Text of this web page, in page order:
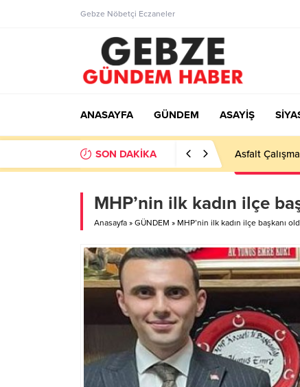
Gebze Nöbetçi Eczaneler
ANASAYFA GÜNDEM ASAYİŞ
SON DAKİKA Ortaöğretime
MHP’nin ilk kadın ilçe
Anasayfa » GÜNDEM » MHP’nin ilk kadın ilçe başkanı